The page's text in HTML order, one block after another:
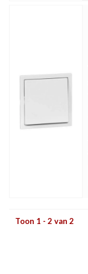
Toon 1 - 2 van 2